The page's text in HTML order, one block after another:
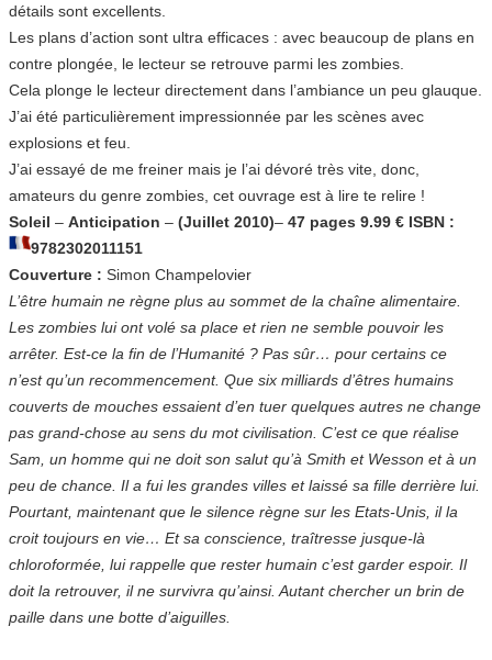
détails sont excellents.
Les plans d’action sont ultra efficaces : avec beaucoup de plans en
contre plongée, le lecteur se retrouve parmi les zombies.
Cela plonge le lecteur directement dans l’ambiance un peu glauque.
J’ai été particulièrement impressionnée par les scènes avec
explosions et feu.
J’ai essayé de me freiner mais je l’ai dévoré très vite, donc,
amateurs du genre zombies, cet ouvrage est à lire te relire !
Soleil – Anticipation – (Juillet 2010)– 47 pages 9.99 € ISBN :
9782302011151
Couverture : Simon Champelovier
L’être humain ne règne plus au sommet de la chaîne alimentaire.
Les zombies lui ont volé sa place et rien ne semble pouvoir les
arrêter. Est-ce la fin de l’Humanité ? Pas sûr… pour certains ce
n’est qu’un recommencement. Que six milliards d’êtres humains
couverts de mouches essaient d’en tuer quelques autres ne change
pas grand-chose au sens du mot civilisation. C’est ce que réalise
Sam, un homme qui ne doit son salut qu’à Smith et Wesson et à un
peu de chance. Il a fui les grandes villes et laissé sa fille derrière lui.
Pourtant, maintenant que le silence règne sur les Etats-Unis, il la
croit toujours en vie… Et sa conscience, traîtresse jusque-là
chloroformée, lui rappelle que rester humain c’est garder espoir. Il
doit la retrouver, il ne survivra qu’ainsi. Autant chercher un brin de
paille dans une botte d’aiguilles.